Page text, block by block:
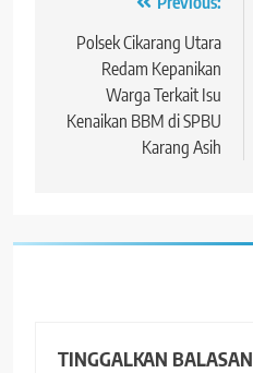
Navigasi
pos
Polsek Cikarang Utara
Redam Kepanikan
Warga Terkait Isu
Kenaikan BBM di SPBU
Karang Asih
TINGGALKAN BALASAN